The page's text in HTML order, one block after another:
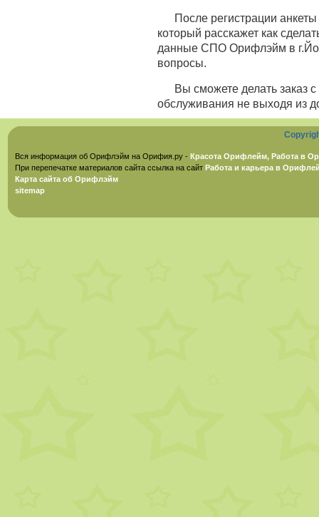
После регистрации
который расскажет как
данные СПО Орифлэйм в
вопросы.
Вы сможете делать заказ
обслуживания не выходя из
Вся информация об Орифлэйм на Орифия.ру - Красота Орифлейм, Работа в
При перепечатке материалов сайта ссылка на сайт Работа и карьера в
Карта сайта об Орифлэйм
sitemap